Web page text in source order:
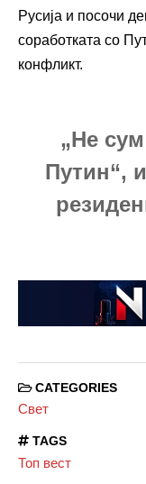
Русија и посочи
соработката со
конфликт.
„Не сум
Путин“,
CATEGORIES
Свет
TAGS
Топ вест